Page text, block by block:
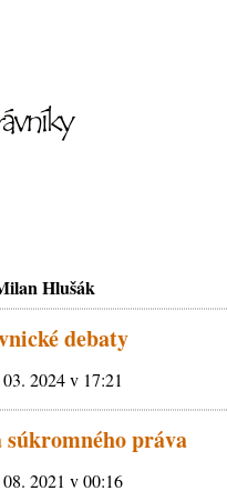
Hlušák
debaty
2024 v 17:21
práva
2021 v 00:16